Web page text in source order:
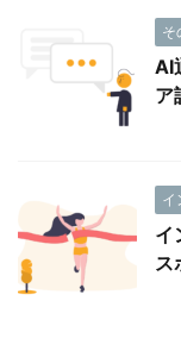
そ
AI
ア
イ
イ
ス